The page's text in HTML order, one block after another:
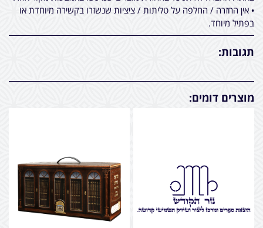
• אין החזרה / החלפה על טליתות / ציציות שנשזרו בקשירה מיוחדת או
בפתיל מיוחד.
תגובות:
מוצרים דומים: